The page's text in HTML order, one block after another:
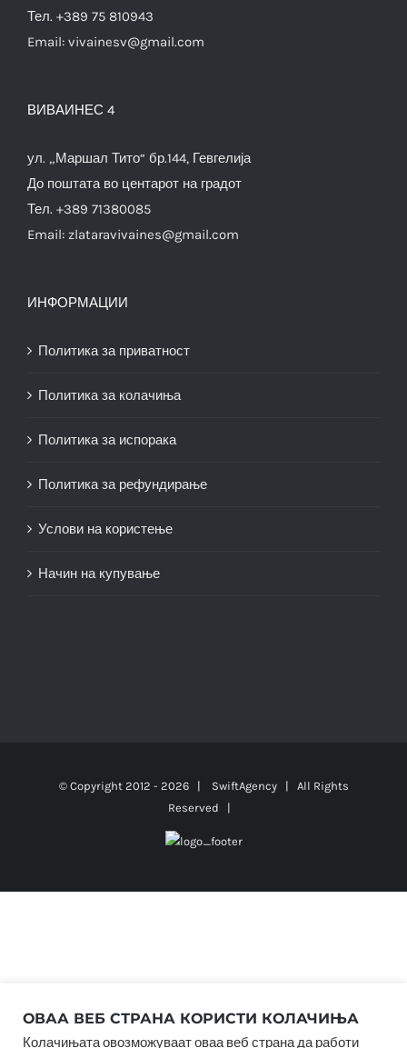
Тел. +389 75 810943
Email: vivainesv@gmail.com
ВИВАИНЕС 4
ул. „Маршал Тито“ бр.144, Гевгелија
До поштата во центарот на градот
Тел. +389 71380085
Email: zlataravivaines@gmail.com
ИНФОРМАЦИИ
Политика за приватност
Политика за колачиња
Политика за испорака
Политика за рефундирање
Услови на користење
Начин на купување
© Copyright 2012 - 2026 | SwiftAgency| All Rights
Reserved |
ОВАА ВЕБ СТРАНА КОРИСТИ КОЛАЧИЊА
Колачињата овозможуваат оваа веб страна да работи